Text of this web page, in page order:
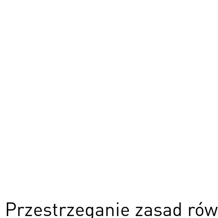
Przestrzeganie zasad